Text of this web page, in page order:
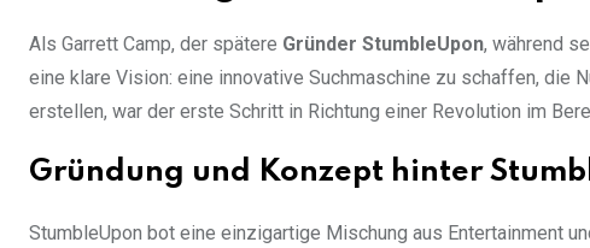
Als Garrett Camp, der spätere Gründer StumbleUpon, während
eine klare Vision: eine innovative Suchmaschine zu schaffen, die
erstellen, war der erste Schritt in Richtung einer Revolution im
Gründung und Konzept hinter
StumbleUpon bot eine einzigartige Mischung aus Entertainment